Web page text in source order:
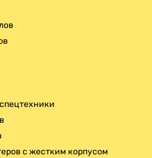
с жестким корпусом